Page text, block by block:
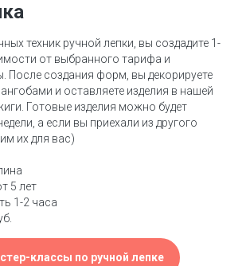
техник ручной лепки, вы создадите 1-
от выбранного тарифа и
После создания форм, вы декорируете
и оставляете изделия в нашей
Готовые изделия можно будет
а если вы приехали из другого
их для вас)
5 лет
1-2 часа
классы по ручной лепке